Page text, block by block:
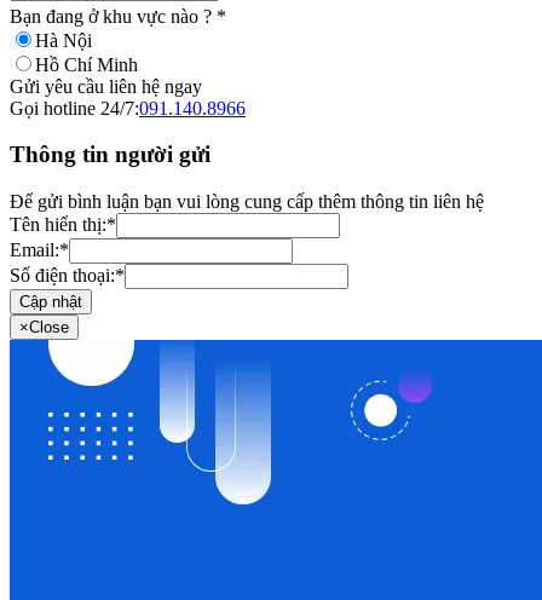
Bạn đang ở khu vực nào ? *
Hà Nội
Hồ Chí Minh
Gửi yêu cầu liên hệ ngay
Gọi hotline 24/7:091.140.8966
Thông tin người gửi
Để gửi bình luận bạn vui lòng cung cấp thêm thông tin liên hệ
Tên hiển thị:*
Email:*
Số điện thoại:*
Cập nhật
×Close